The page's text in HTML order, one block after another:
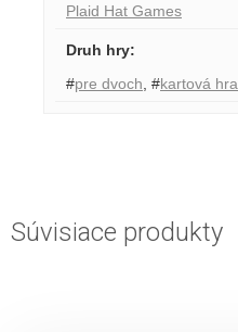
Plaid Hat Games
Druh hry:
#pre dvoch #kartová hra
Súvisiace produkty